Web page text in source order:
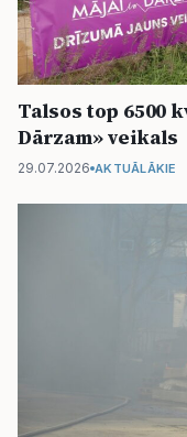
Talsos top 6500
Dārzam» veikals
29.07.2026 AKTUĀLĀKIE